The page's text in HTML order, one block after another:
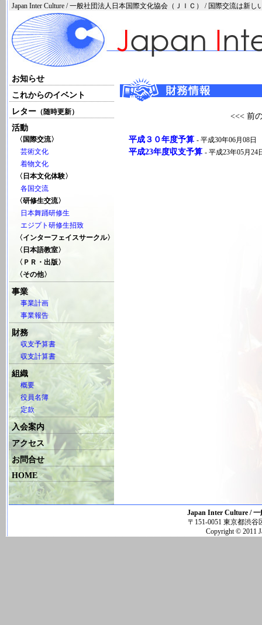
Japan Inter Culture / 一般社団法人日本国際文化協会（ＪＩＣ） / 国際交流は新し
お知らせ
これからのイベント
レター （随時更新）
活動
〈国際交流〉
芸術文化
着物文化
〈日本文化体験〉
各国交流
〈研修生交流〉
日本舞踊研修生
エジプト研修生招致
〈インターフェイスサークル〉
〈日本語教室〉
〈ＰＲ・出版〉
〈その他〉
事業
事業計画
事業報告
財務
収支予算書
収支計算書
組織
概要
役員名簿
定款
入会案内
アクセス
お問合せ
HOME
<<< 前
平成３０年度予算 - 平成30年06月08日
平成23年度収支予算 - 平成23年05月24
Japan Inter Culture /
〒151-0051 東京都渋
Copyright © 2011